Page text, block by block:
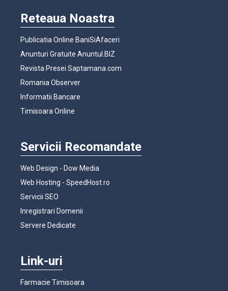
Reteaua Noastra
Publicatia Online BaniSiAfaceri
Anunturi Gratuite Anuntul.BIZ
Revista Presei Saptamana.com
Romania Observer
Informatii Bancare
Timisoara Online
Servicii Recomandate
Web Design - Dow Media
Web Hosting - SpeedHost.ro
Servicii SEO
Inregistrari Domenii
Servere Dedicate
Link-uri
Farmacie Timisoara